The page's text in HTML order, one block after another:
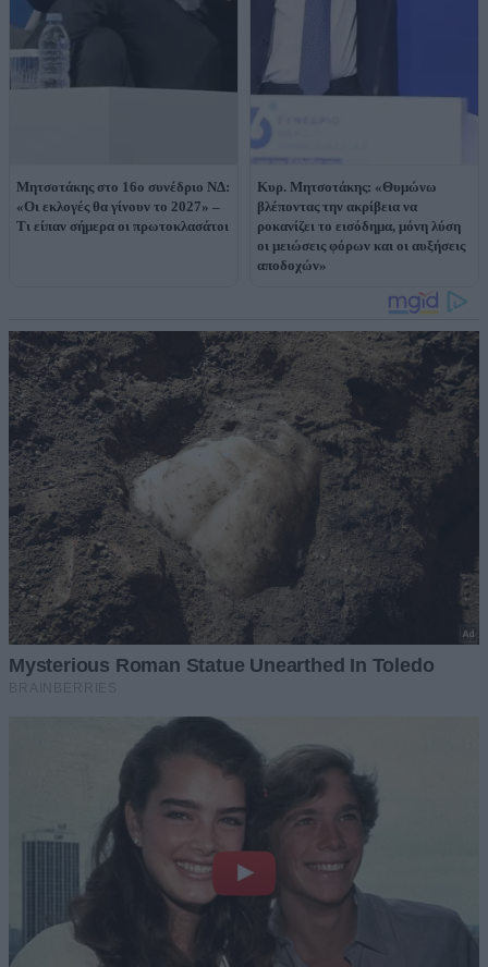
Μητσοτάκης στο 16ο συνέδριο ΝΔ:
«Οι εκλογές θα γίνουν το 2027» –
Tι είπαν σήμερα οι πρωτοκλασάτοι
Κυρ. Μητσοτάκης: «Θυμώνω
βλέποντας την ακρίβεια να
ροκανίζει το εισόδημα, μόνη λύση
οι μειώσεις φόρων και οι αυξήσεις
αποδοχών»